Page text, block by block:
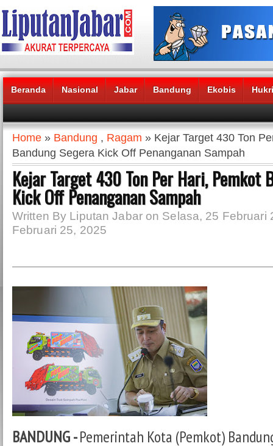
Beranda Nasional Jabar Bandung Ekobis
Headlines News :
Home » Bandung , Ragam » Kejar Target 430 Ton
Bandung Segera Kick Off Penanganan Sampah
Kejar Target 430 Ton Per Hari, Pemkot
Kick Off Penanganan Sampah
Written By Liputan Jabar on Selasa, 25 Februari
Februari 25, 2025
BANDUNG -Pemerintah Kota (Pemkot)